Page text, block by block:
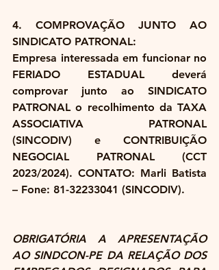
4. COMPROVAÇÃO JUNTO AO
SINDICATO PATRONAL:
Empresa interessada em funcionar no
FERIADO ESTADUAL deverá
comprovar junto ao SINDICATO
PATRONAL o recolhimento da TAXA
ASSOCIATIVA PATRONAL
(SINCODIV) e CONTRIBUIÇÃO
NEGOCIAL PATRONAL (CCT
2023/2024). CONTATO: Marli Batista
– Fone: 81-32233041 (SINCODIV).
OBRIGATÓRIA A APRESENTAÇÃO
AO SINDCON-PE DA RELAÇÃO DOS